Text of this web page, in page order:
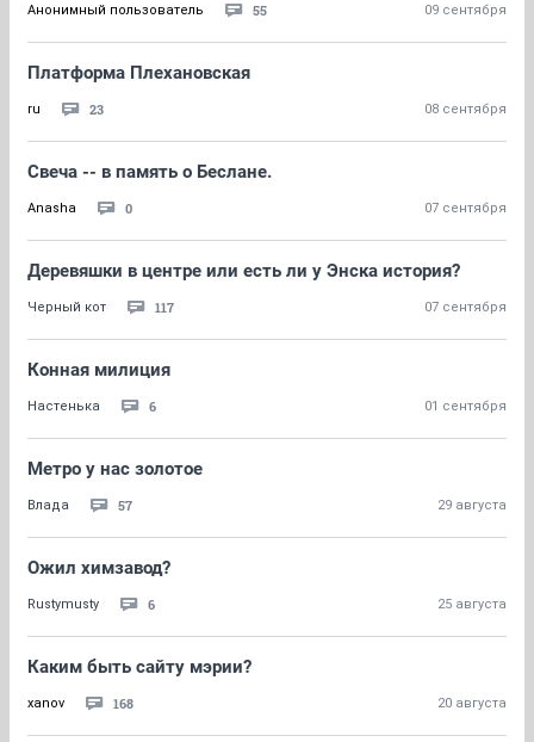
Анонимный пользователь 55 09 сентября
Платформа Плехановская
ru 23 08 сентября
Свеча -- в память о Беслане.
Anasha 0 07 сентября
Деревяшки в центре или есть ли у Энска история?
Черный кот 117 07 сентября
Конная милиция
Настенька 6 01 сентября
Метро у нас золотое
Влада 57 29 августа
Ожил химзавод?
Rustymusty 6 25 августа
Каким быть сайту мэрии?
xanov 168 20 августа